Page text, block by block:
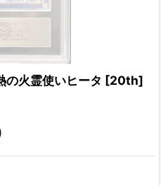
の火霊使いヒータ [20th]